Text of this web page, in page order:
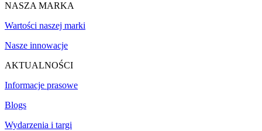
NASZA MARKA
Wartości naszej marki
Nasze innowacje
AKTUALNOŚCI
Informacje prasowe
Blogs
Wydarzenia i targi